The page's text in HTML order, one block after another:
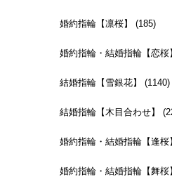
婚約指輪【凛桜】 (185)
婚約指輪・結婚指輪【恋桜
結婚指輪【雪銀花】 (1140)
結婚指輪【木目合わせ】
婚約指輪・結婚指輪【逢桜
婚約指輪・結婚指輪【舞桜